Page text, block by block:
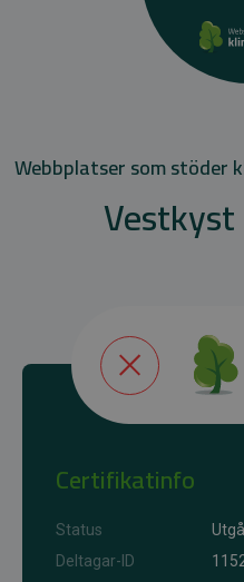
Webbplatser som
Certifikatinfo
Status
Deltagar-ID